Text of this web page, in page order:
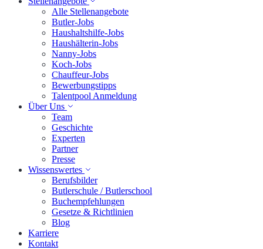
Alle Stellenangebote
Butler-Jobs
Haushaltshilfe-Jobs
Haushälterin-Jobs
Nanny-Jobs
Koch-Jobs
Chauffeur-Jobs
Bewerbungstipps
Talentpool Anmeldung
Über Uns
Team
Geschichte
Experten
Partner
Presse
Wissenswertes
Berufsbilder
Butlerschule / Butlerschool
Buchempfehlungen
Gesetze & Richtlinien
Blog
Karriere
Kontakt